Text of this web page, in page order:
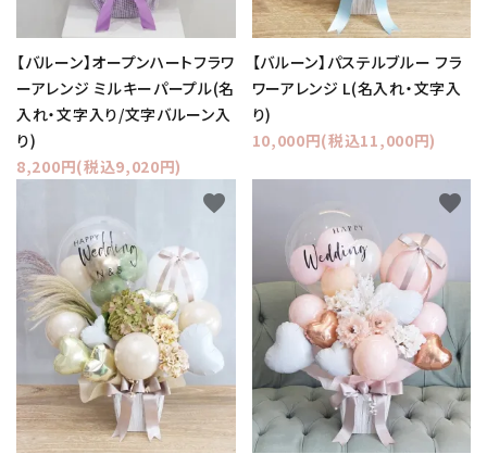
【バルーン】オープンハートフラワ
ーアレンジ ミルキーパープル(名
入れ・文字入り/文字バルーン入
り)
8,200円(税込9,020円)
【バルーン】パステルブルー フラ
ワーアレンジ L(名入れ・文字入
り)
10,000円(税込11,000円)
favorite favorite